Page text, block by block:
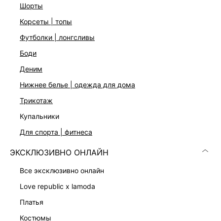
шорты
корсеты | топы
футболки | лонгсливы
боди
деним
нижнее белье | одежда для дома
трикотаж
купальники
для спорта | фитнеса
ЭКСКЛЮЗИВНО ОНЛАЙН
все эксклюзивно онлайн
love republic x lamoda
платья
костюмы
Отрытая линия плеч
Длинные рукава
Три цвета: черный, серый и карамельный
На модели размер 44. Крой модели соответствует
стандартному размеру.
ДОСТАВКА И ВОЗВРАТ
Скачать
в AppStore